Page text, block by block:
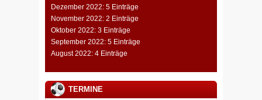
Dezember 2022: 5 Einträge
November 2022: 2 Einträge
Oktober 2022: 3 Einträge
September 2022: 5 Einträge
August 2022: 4 Einträge
TERMINE